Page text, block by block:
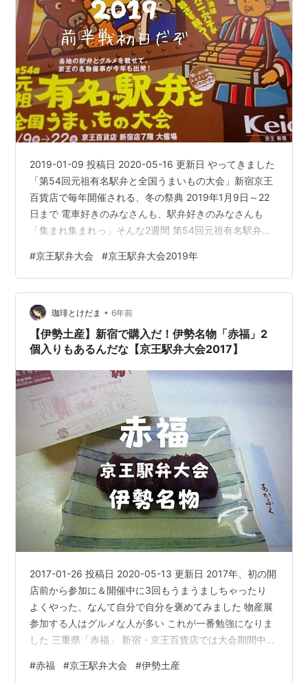
2019-01-09 投稿日 2020-05-16 更新日 やってきました
「第54回元祖有名駅弁と全国うまいもの大会」新宿京王
百貨店で毎年開催される、冬の祭典 2019年1月9日～22
日まで 電車好きのみなさんも、駅弁好きのみなさんも
「集まれ集まれっ」そんな2週間 第54回元祖有名駅弁と
ですが、新宿京王百貨店の駅弁大会は日本一だとか 京王
の駅弁大会に通うようになったのはいつからか（子ども
のころから） 本日の戦利品 整理券駅弁無し、輸送コーナ
ー駅弁2つ、実演2つ、豆を購入 2019年のポイント 去年
食べたもので今年も販売するもの www.ked…
#京王駅弁大会 #京王駅弁大会2019年
珈琲とけだま • 6年前
【伊勢土産】新宿で購入だ！伊勢名物「赤福」2
個入りもあるんだな【京王駅弁大会2017】
2017-01-26 投稿日 2020-05-13 更新日 2017年、初の開
店前から参加に＆開催中に3回もうまうましちゃったり
よくやった、なんて自分で自分を褒めてみました 物産展
参加する人はグルメな人が多い これが一番勉強になりま
した 三重県「赤福」 新宿・京王百貨店では大会期間中
に茶屋が用意されてます チラシに記載されてるアレよア
#赤福 #京王駅弁大会 #伊勢土産